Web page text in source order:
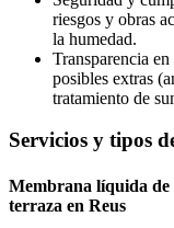
riesgos y obras
la humedad.
Transparencia
posibles extras
tratamiento de
Servicios y tipos
Membrana líquida
terraza en Reus